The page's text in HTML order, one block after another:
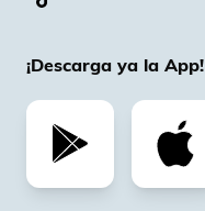
¡Descarga ya la App!